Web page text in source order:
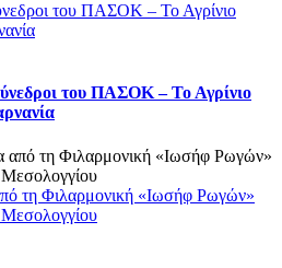
του ΠΑΣΟΚ – Το Αγρίνιο
του ΠΑΣΟΚ – Το Αγρίνιο
τη Φιλαρμονική «Ιωσήφ Ρωγών»